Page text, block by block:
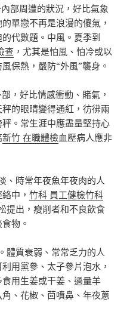
部周遭的狀況，好比氣象
單戀不再是浪漫的傻氣，
代數題。中風。夏季到
查 ，尤其是怕風、怕冷或以
保熱，嚴防“外風”襲身。
，好比情感衝動、賭氣，
的眼睛變得通紅，彷彿兩
。常生涯中應盡量堅持心
新竹 在職體檢血壓病人應非
、時常年夜魚年夜肉的人
絡中，竹科 員工健檢竹科
提出，瘦削者和不良飲食
物。
體質衰弱、常常乏力的人
用黨參、太子參片泡水，
用生姜或干姜、過量羊
、花椒、茴噴鼻、年夜蔥